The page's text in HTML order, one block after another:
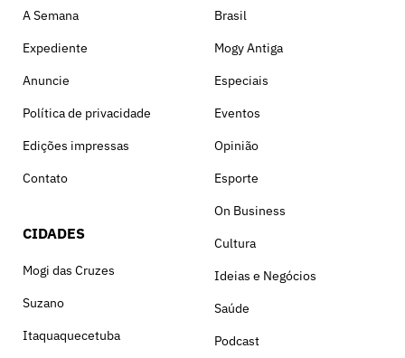
A Semana
Expediente
Anuncie
Política de privacidade
Edições impressas
Contato
CIDADES
Mogi das Cruzes
Suzano
Itaquaquecetuba
Brasil
Mogy Antiga
Especiais
Eventos
Opinião
Esporte
On Business
Cultura
Ideias e Negócios
Saúde
Podcast